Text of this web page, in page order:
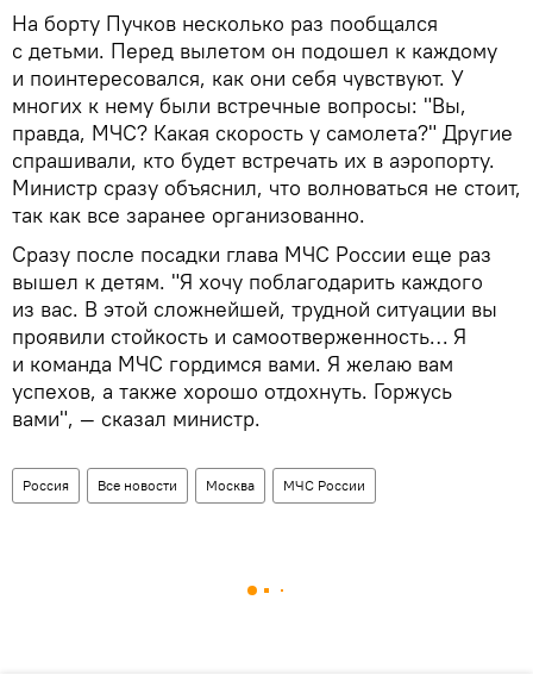
На борту Пучков несколько раз пообщался
с детьми. Перед вылетом он подошел к каждому
и поинтересовался, как они себя чувствуют. У
многих к нему были встречные вопросы: "Вы,
правда, МЧС? Какая скорость у самолета?" Другие
спрашивали, кто будет встречать их в аэропорту.
Министр сразу объяснил, что волноваться не стоит,
так как все заранее организованно.
Сразу после посадки глава МЧС России еще раз
вышел к детям. "Я хочу поблагодарить каждого
из вас. В этой сложнейшей, трудной ситуации вы
проявили стойкость и самоотверженность… Я
и команда МЧС гордимся вами. Я желаю вам
успехов, а также хорошо отдохнуть. Горжусь
вами", — сказал министр.
Россия Все новости Москва МЧС России